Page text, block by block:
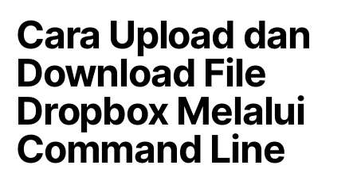
Cara Upload dan
Download File
Dropbox Melalui
Command Line